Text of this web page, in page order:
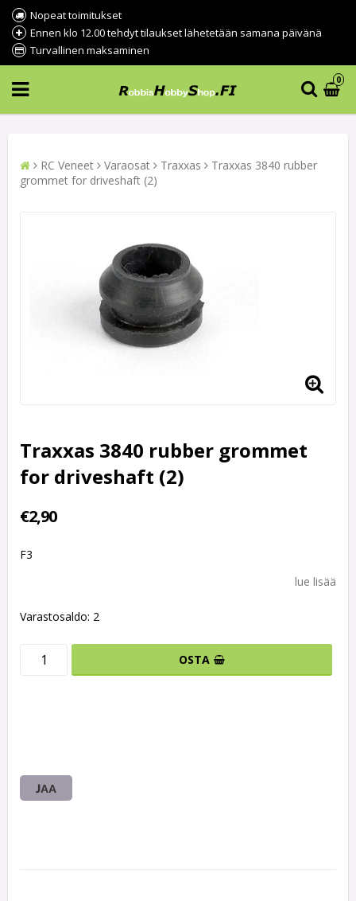
Nopeat toimitukset
Ennen klo 12.00 tehdyt tilaukset lähetetään samana päivänä
Turvallinen maksaminen
0
RC Veneet Varaosat Traxxas
Traxxas 3840 rubber
grommet for driveshaft (2)
Traxxas 3840 rubber grommet
for driveshaft (2)
€2,90
F3
lue lisää
Varastosaldo: 2
OSTA
JAA